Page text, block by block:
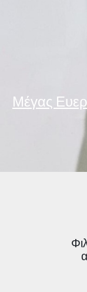
Μέγας